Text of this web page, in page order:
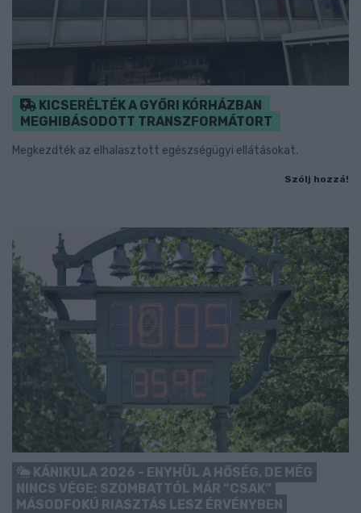
KICSERÉLTÉK A GYŐRI KÓRHÁZBAN
MEGHIBÁSODOTT TRANSZFORMÁTORT
Megkezdték az elhalasztott egészségügyi ellátásokat.
Szólj hozzá!
KÁNIKULA 2026 - ENYHÜL A HŐSÉG, DE MÉG
NINCS VÉGE: SZOMBATTÓL MÁR “CSAK”
MÁSODFOKÚ RIASZTÁS LESZ ÉRVÉNYBEN